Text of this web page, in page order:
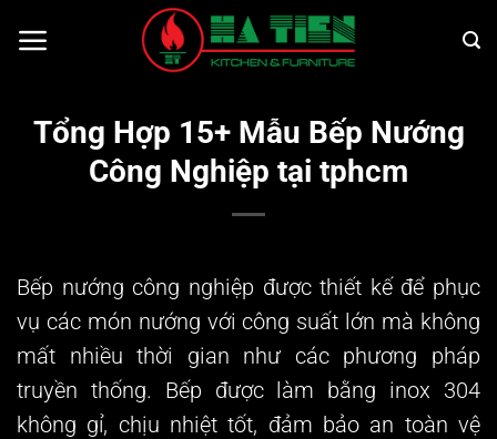
qua
dungTổng Hợp 15+ Mẫu Bếp Nướng
Công Nghiệp tại tphcm
Bếp nướng công nghiệp được thiết kế để phục
vụ các món nướng với công suất lớn mà không
mất nhiều thời gian như các phương pháp
truyền thống. Bếp được làm bằng inox 304
không gỉ, chịu nhiệt tốt, đảm bảo an toàn vệ